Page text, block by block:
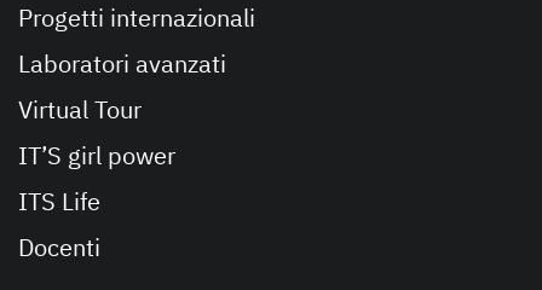
Progetti internazionali
Laboratori avanzati
Virtual Tour
IT’S girl power
ITS Life
Docenti